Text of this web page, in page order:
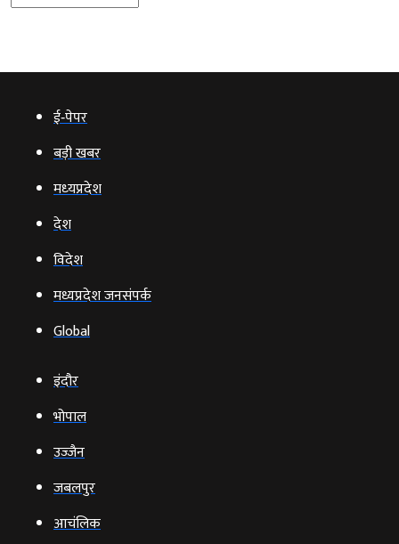
ई‑पेपर
बड़ी खबर
मध्‍यप्रदेश
देश
विदेश
मध्यप्रदेश जनसंपर्क
Global
इंदौर
भोपाल
उज्‍जैन
जबलपुर
आचंलिक